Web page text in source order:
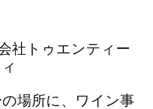
トゥエンティー
の場所に、ワイン事